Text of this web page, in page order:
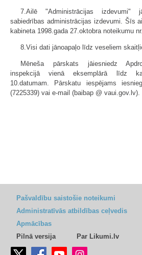
7.Ailē "Administrācijas izdevumi"
sabiedrības administrācijas izdevumi. Šīs
kabineta 1998.gada 27.oktobra noteikumu
8.Visi dati jānoapaļo līdz veseliem
Mēneša pārskats jāiesniedz
inspekcijā vienā eksemplārā līdz
10.datumam. Pārskatu iespējams
(7225339) vai e-mail (baibap @ vaui.gov.lv).
Pašvaldību saistošie noteikumi
Administratīvās atbildības ceļvedis
Apmācības
Pilnā versija
Par Likumi.lv